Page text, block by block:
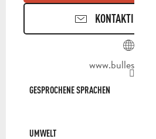
KONTAKTIEREN
GESPROCHENE SPRACHEN
GESPROCHENE SPRACHEN
UMWELT
UMWELT